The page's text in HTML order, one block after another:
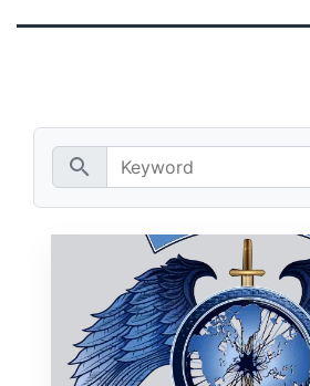
search